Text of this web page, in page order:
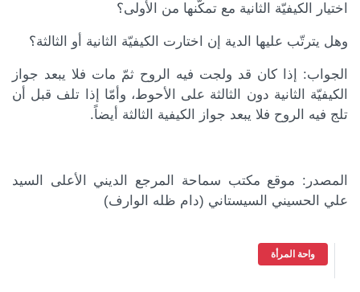
اختيار الكيفيّة الثانية مع تمكّنها من الأولى؟
وهل يترتّب عليها الدية إن اختارت الكيفيّة الثانية أو الثالثة؟
الجواب: إذا كان قد ولجت فيه الروح ثمّ مات فلا يبعد جواز
الكيفيّة الثانية دون الثالثة على الأحوط، وأمّا إذا تلف قبل أن
تلج فيه الروح فلا يبعد جواز الكيفية الثالثة أيضاً.
المصدر: موقع مكتب سماحة المرجع الديني الأعلى السيد
علي الحسيني السيستاني (دام ظله الوارف)
واحة المرأة